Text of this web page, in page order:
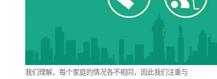
我们理解，每个家庭的情况各不相同，因此我们注重与